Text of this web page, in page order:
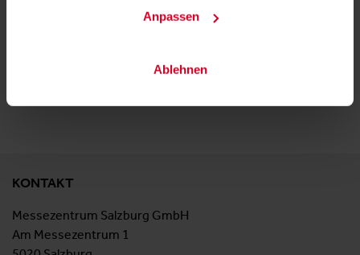
Anpassen
Ablehnen
KONTAKT
Messezentrum Salzburg GmbH
Am Messezentrum 1